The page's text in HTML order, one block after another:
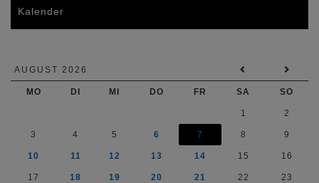
Kalender
AUGUST 2026
MO DI MI DO FR SA SO
1 2
3 4 5 6 7 8 9
10 11 12 13 14 15 16
17 18 19 20 21 22 23